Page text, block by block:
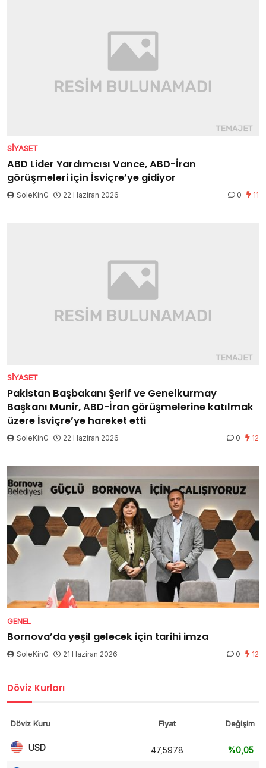
SIYASET
ABD Lider Yardımcısı Vance, ABD-İran
görüşmeleri için İsviçre’ye gidiyor
SoleKinG 22 Haziran 2026 0 11
SIYASET
Pakistan Başbakanı Şerif ve Genelkurmay
Başkanı Munir, ABD-İran görüşmelerine katılmak
üzere İsviçre’ye hareket etti
SoleKinG 22 Haziran 2026 0 12
GENEL
Bornova’da yeşil gelecek için tarihi imza
SoleKinG 21 Haziran 2026 0 12
Döviz Kurları
Döviz Kuru Fiyat Değişim
USD 47,5978 %0,05